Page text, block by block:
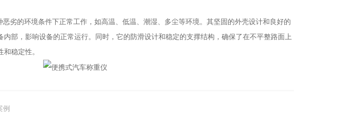
恶劣的环境条件下正常工作，如高温、低温、潮湿、多尘等环境。其坚固的外壳设计和良好的
部，影响设备的正常运行。同时，它的防滑设计和稳定的支撑结构，确保了在不平整路面上
稳定性。
例